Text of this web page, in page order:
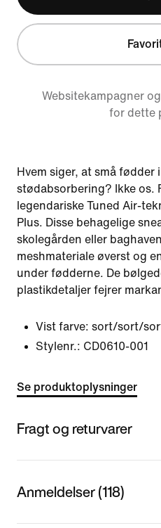
Websitekampagner
for dette
Hvem siger, at små
stødabsorbering? Ikke os.
legendariske Tuned Air-
Plus. Disse behagelige
skolegården eller
meshmateriale øverst og
under fødderne. De
plastikdetaljer fejrer
Vist farve: sort/sort/
Stylenr.: CD0610-001
Se produktoplysninger
Fragt og returvarer
Anmeldelser (118)